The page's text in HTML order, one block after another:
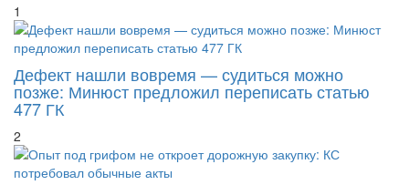
1
Дефект нашли вовремя — судиться можно
позже: Минюст предложил переписать статью
477 ГК
2